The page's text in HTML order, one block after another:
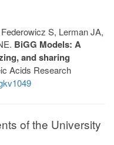
S, Lerman JA,
BiGG Models: A
and sharing
Acids Research
of the University